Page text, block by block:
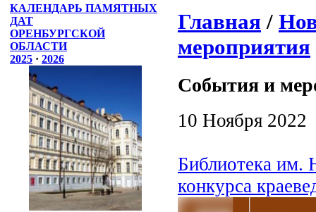
КАЛЕНДАРЬ ПАМЯТНЫХ
ДАТ
ОРЕНБУРГСКОЙ
ОБЛАСТИ
2025 · 2026
Главная /
мероприятия
События и
10 Ноября 2022
Библиотека им.
конкурса